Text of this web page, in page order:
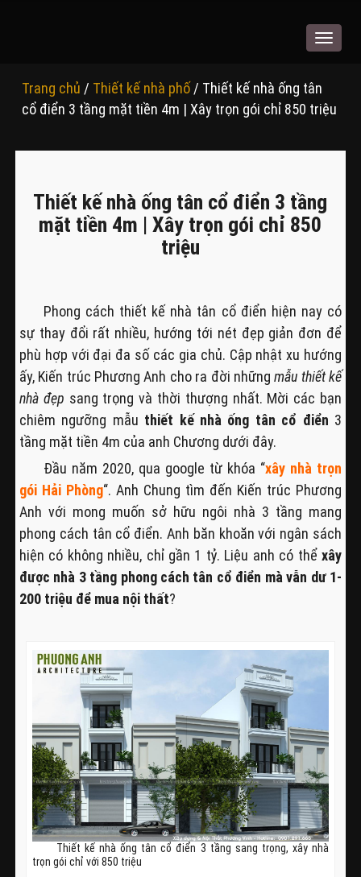
Toggle
Trang chủ / Thiết kế nhà phố/ Thiết kế nhà ống tân
cổ điển 3 tầng mặt tiền 4m | Xây trọn gói chỉ 850 triệu
Thiết kế nhà ống tân cổ điển 3 tầng
mặt tiền 4m | Xây trọn gói chỉ 850
triệu
Phong cách thiết kế nhà tân cổ điển hiện nay có
sự thay đổi rất nhiều, hướng tới nét đẹp giản đơn để
phù hợp với đại đa số các gia chủ. Cập nhật xu hướng
ấy, Kiến trúc Phương Anh cho ra đời những mẫu thiết kế
nhà đẹp sang trọng và thời thượng nhất. Mời các bạn
chiêm ngưỡng mẫu thiết kế nhà ống tân cổ điển 3
tầng mặt tiền 4m của anh Chương dưới đây.
Đầu năm 2020, qua google từ khóa “xây nhà trọn
gói Hải Phòng“. Anh Chung tìm đến Kiến trúc Phương
Anh với mong muốn sở hữu ngôi nhà 3 tầng mang
phong cách tân cổ điển. Anh băn khoăn với ngân sách
hiện có không nhiều, chỉ gần 1 tỷ. Liệu anh có thểxây
được nhà 3 tầng phong cách tân cổ điển mà vẫn dư 1-
200 triệu để mua nội thất?
Thiết kế nhà ống tân cổ điển 3 tầng sang trọng, xây nhà
trọn gói chỉ với 850 triệu